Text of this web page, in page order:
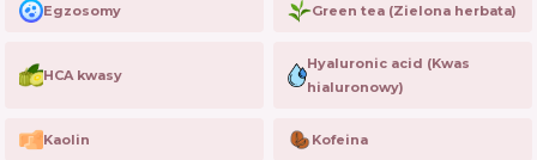
Egzosomy Green tea (Zielona herbata)
HCA kwasy
Hyaluronic acid (Kwas
hialuronowy)
Kaolin Kofeina